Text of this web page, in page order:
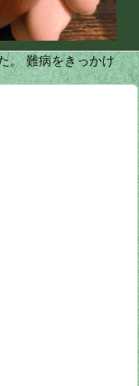

次へ

検索
。 難病をきっかけ